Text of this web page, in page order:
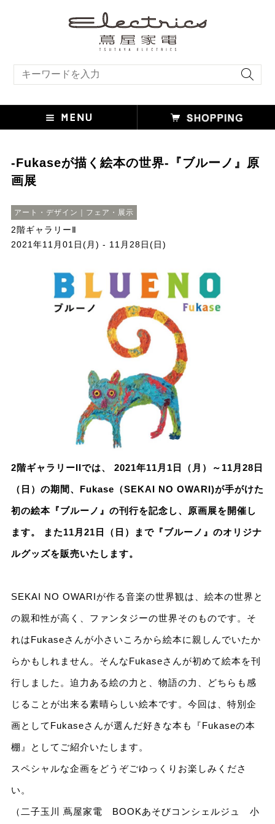
-Fukaseが描く絵本の世界-『ブルーノ』原
画展
アート・デザイン｜フェア・展示
2階ギャラリーⅡ
2021年11月01日(月) - 11月28日(日)
2階ギャラリーIIでは、 2021年11月1日（月）～11月28日
（日）の期間、Fukase（SEKAI NO OWARI)が手がけた
初の絵本『ブルーノ』の刊行を記念し、原画展を開催し
ます。 また11月21日（日）まで『ブルーノ』のオリジナ
ルグッズを販売いたします。
SEKAI NO OWARIが作る音楽の世界観は、絵本の世界と
の親和性が高く、ファンタジーの世界そのものです。そ
れはFukaseさんが小さいころから絵本に親しんでいたか
らかもしれません。そんなFukaseさんが初めて絵本を刊
行しました。迫力ある絵の力と、物語の力、どちらも感
じることが出来る素晴らしい絵本です。今回は、特別企
画としてFukaseさんが選んだ好きな本も『Fukaseの本
棚』としてご紹介いたします。
スペシャルな企画をどうぞごゆっくりお楽しみくださ
い。
（二子玉川 蔦屋家電 BOOKあそびコンシェルジュ 小